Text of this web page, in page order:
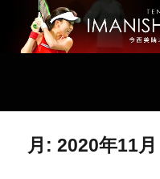
月:2020年11月